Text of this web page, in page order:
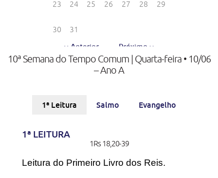
10ª Semana do Tempo Comum | Quarta-feira • 10/06
– Ano A
1ª Leitura Salmo Evangelho
1ª LEITURA
1Rs 18,20-39
Leitura do Primeiro Livro dos Reis.